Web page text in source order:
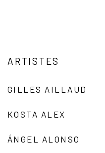
ARTISTES
GILLES AILLAUD
KOSTA ALEX
ÁNGEL ALONSO